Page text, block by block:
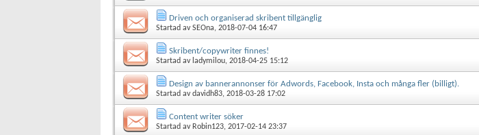
Driven och organiserad skribent tillgänglig
Startad avSEOna, 2018-07-04 16:47
Skribent/copywriter finnes!
Startad av ladymilou, 2018-04-25 15:12
Design av bannerannonser för Adwords, Facebook, Insta och många fler (billigt).
Startad avdavidh83, 2018-03-28 17:02
Content writer söker
Startad av Robin123, 2017-02-14 23:37